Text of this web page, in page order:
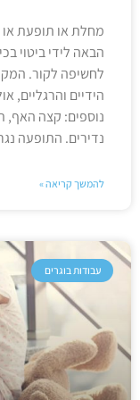
מחלת או תופעת או
הבאה לידי ביטוי
לחשיפה לקור.
הידיים והרגליים,
נוספים: קצה האף,
נדירים. התופעה
להמשך קריאה »
עבודות בוגרים